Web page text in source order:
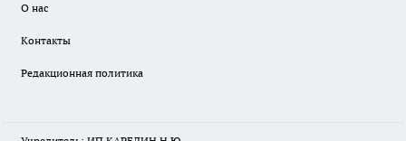
О нас
Контакты
Редакционная политика